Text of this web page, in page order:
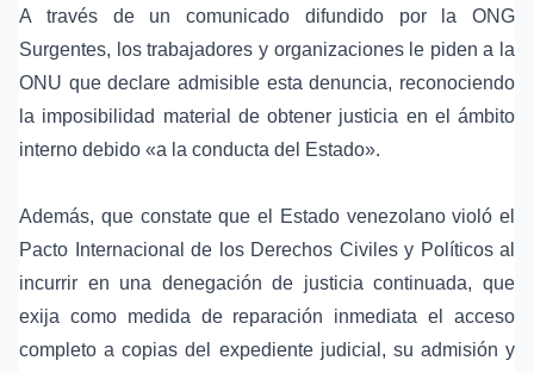
A través de un comunicado difundido por la ONG
Surgentes, los trabajadores y organizaciones le piden a la
ONU que declare admisible esta denuncia, reconociendo
la imposibilidad material de obtener justicia en el ámbito
interno debido «a la conducta del Estado».
Además, que constate que el Estado venezolano violó el
Pacto Internacional de los Derechos Civiles y Políticos al
incurrir en una denegación de justicia continuada, que
exija como medida de reparación inmediata el acceso
completo a copias del expediente judicial, su admisión y